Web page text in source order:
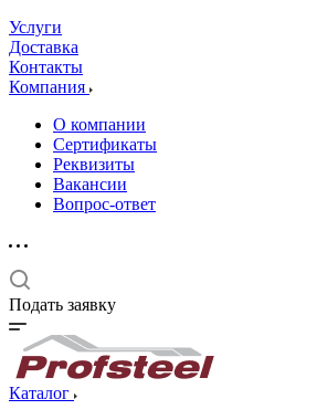
Услуги
Доставка
Контакты
Компания
О компании
Сертификаты
Реквизиты
Вакансии
Вопрос-ответ
Подать заявку
Каталог